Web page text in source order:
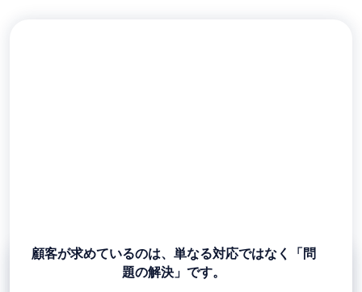
顧客が求めているのは、単なる対応ではなく「問
題の解決」です。